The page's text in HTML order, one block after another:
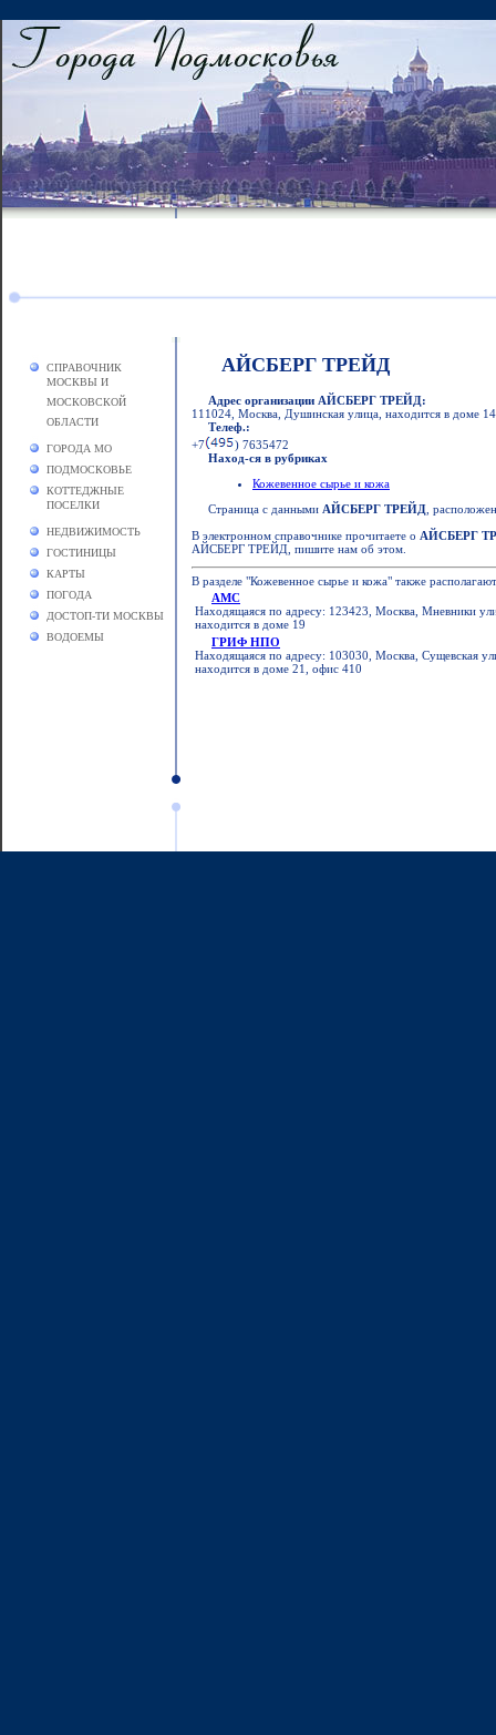
СПРАВОЧНИК
МОСКВЫ И
МОСКОВСКОЙ
ОБЛАСТИ
ГОРОДА МО
ПОДМОСКОВЬЕ
КОТТЕДЖНЫЕ
ПОСЕЛКИ
НЕДВИЖИМОСТЬ
ГОСТИНИЦЫ
КАРТЫ
ПОГОДА
ДОСТОП-ТИ МОСКВЫ
ВОДОЕМЫ
АЙСБЕРГ ТРЕЙД
Адрес организации АЙСБЕРГ ТРЕЙД:
111024, Москва, Душинская улица, находится в доме
Телеф.:
+7
) 7635472
Наход-ся в рубриках
Кожевенное сырье и кожа
Страница с данными АЙСБЕРГ ТРЕЙД ,
В электронном справочнике прочитаете о АЙСБЕРГ
АЙСБЕРГ ТРЕЙД, пишите нам об этом.
В разделе "Кожевенное сырье и кожа" также
АМС
Находящаяся по адресу: 123423, Москва, Мневники
находится в доме 19
ГРИФ НПО
Находящаяся по адресу: 103030, Москва, Сущевская
находится в доме 21, офис 410